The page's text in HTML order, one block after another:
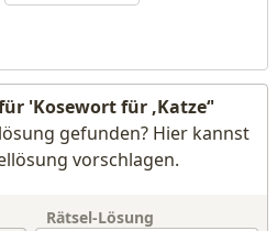
'Kosewort für ‚Katze‘'
gefunden? Hier kannst
vorschlagen.
Rätsel-Lösung